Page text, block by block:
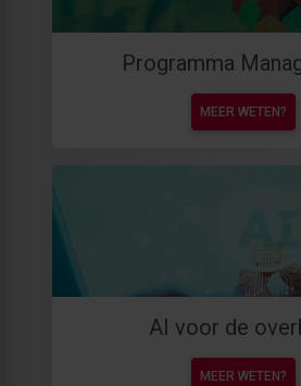
Programma
MEER WETEN?
AI voor de
MEER WETEN?